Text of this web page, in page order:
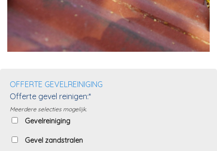
OFFERTE GEVELREINIGING
Offerte gevel reinigen:*
Meerdere selecties mogelijk.
Gevelreiniging
Gevel zandstralen